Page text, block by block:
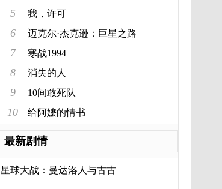
5 我，许可
6 迈克尔·杰克逊：巨星之路
7 寒战1994
8 消失的人
9 10间敢死队
10 给阿嬷的情书
最新剧情
星球大战：曼达洛人与古古